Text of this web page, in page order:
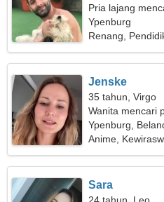
Pria lajang
Ypenburg
Renang,
Jenske
35 tahun, Virgo
Wanita mencari
Ypenburg,
Anime,
Sara